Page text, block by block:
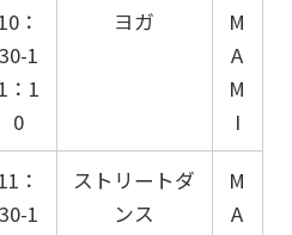
10：
30-1
1：1
0
ヨガ
M
A
M
I
11：
30-1
ストリートダ
ンス
M
A